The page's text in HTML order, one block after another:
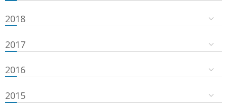
2018
2017
2016
2015